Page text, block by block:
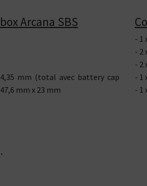
Arcana SBS
mm (total avec battery cap
mm x 23 mm
- 1
- 2
- 2
- 1
- 1